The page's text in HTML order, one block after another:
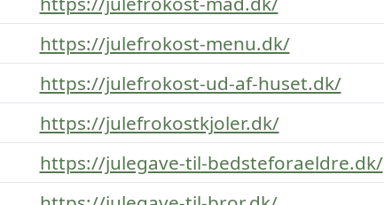
https://julefrokost-menu.dk/
https://julefrokost-ud-af-huset.dk/
https://julefrokostkjoler.dk/
https://julegave-til-bedsteforaeldre.dk/